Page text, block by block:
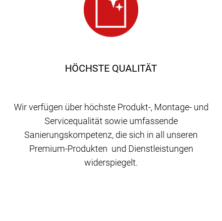
HÖCHSTE QUALITÄT
Wir verfügen über höchste Produkt-, Montage- und
Servicequalität sowie umfassende
Sanierungskompetenz, die sich in all unseren
Premium-Produkten und Dienstleistungen
widerspiegelt.